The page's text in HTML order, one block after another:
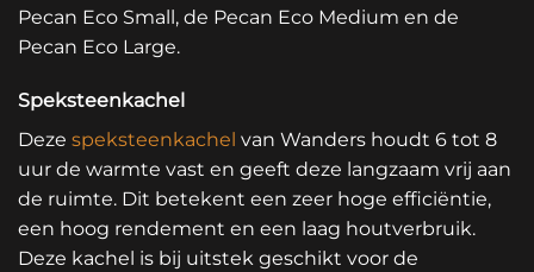
Pecan Eco Small, de Pecan Eco Medium en de
Pecan Eco Large.
Speksteenkachel
Deze speksteenkachel van Wanders houdt 6 tot 8
uur de warmte vast en geeft deze langzaam vrij aan
de ruimte. Dit betekent een zeer hoge efficiëntie,
een hoog rendement en een laag houtverbruik.
Deze kachel is bij uitstek geschikt voor de